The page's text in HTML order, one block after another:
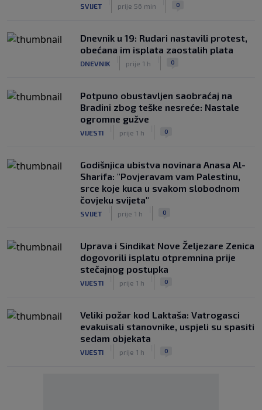
SVIJET prije 56 min 0
Dnevnik u 19: Rudari nastavili protest,
obećana im isplata zaostalih plata
DNEVNIK prije 1 h 0
Potpuno obustavljen saobraćaj na
Bradini zbog teške nesreće: Nastale
ogromne gužve
VIJESTI prije 1 h 0
Godišnjica ubistva novinara Anasa Al-
Sharifa: "Povjeravam vam Palestinu,
srce koje kuca u svakom slobodnom
čovjeku svijeta"
SVIJET prije 1 h 0
Uprava i Sindikat Nove Željezare Zenica
dogovorili isplatu otpremnina prije
stečajnog postupka
VIJESTI prije 1 h 0
Veliki požar kod Laktaša: Vatrogasci
evakuisali stanovnike, uspjeli su spasiti
sedam objekata
VIJESTI prije 1 h 0